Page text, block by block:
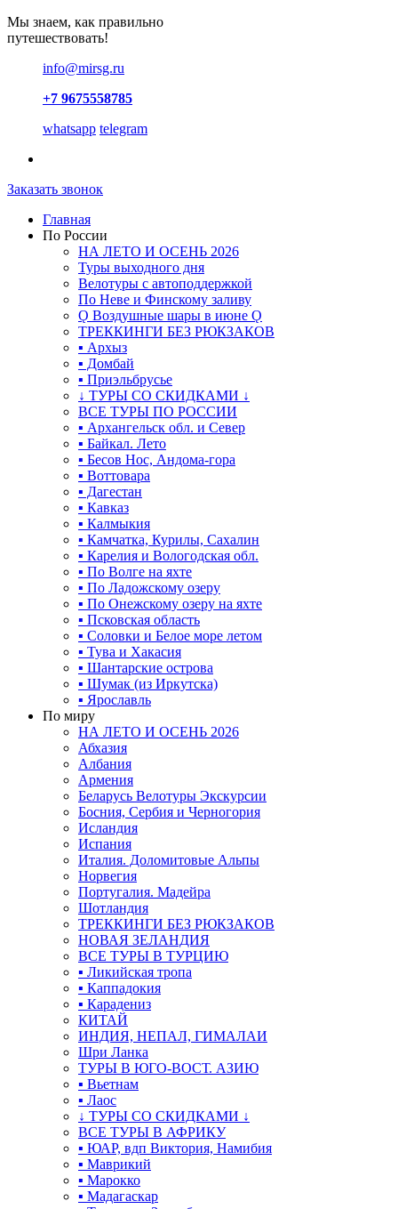
Мы знаем, как правильно
путешествовать!
info@mirsg.ru
+7 9675558785
whatsapp telegram
Заказать звонок
Главная
По России
НА ЛЕТО И ОСЕНЬ 2026
Туры выходного дня
Велотуры с автоподдержкой
По Неве и Финскому заливу
Ǫ Воздушные шары в июне Ǫ
ТРЕККИНГИ БЕЗ РЮКЗАКОВ
▪ Архыз
▪ Домбай
▪ Приэльбрусье
↓ ТУРЫ СО СКИДКАМИ ↓
ВСЕ ТУРЫ ПО РОССИИ
▪ Архангельск обл. и Север
▪ Байкал. Лето
▪ Бесов Нос, Андома-гора
▪ Воттовара
▪ Дагестан
▪ Кавказ
▪ Калмыкия
▪ Камчатка, Курилы, Сахалин
▪ Карелия и Вологодская обл.
▪ По Волге на яхте
▪ По Ладожскому озеру
▪ По Онежскому озеру на яхте
▪ Псковская область
▪ Соловки и Белое море летом
▪ Тува и Хакасия
▪ Шантарские острова
▪ Шумак (из Иркутска)
▪ Ярославль
По миру
НА ЛЕТО И ОСЕНЬ 2026
Абхазия
Албания
Армения
Беларусь Велотуры Экскурсии
Босния, Сербия и Черногория
Исландия
Испания
Италия. Доломитовые Альпы
Норвегия
Португалия. Мадейра
Шотландия
ТРЕККИНГИ БЕЗ РЮКЗАКОВ
НОВАЯ ЗЕЛАНДИЯ
ВСЕ ТУРЫ В ТУРЦИЮ
▪ Ликийская тропа
▪ Каппадокия
▪ Карадениз
КИТАЙ
ИНДИЯ, НЕПАЛ, ГИМАЛАИ
Шри Ланка
ТУРЫ В ЮГО-ВОСТ. АЗИЮ
▪ Вьетнам
▪ Лаос
↓ ТУРЫ СО СКИДКАМИ ↓
ВСЕ ТУРЫ В АФРИКУ
▪ ЮАР, вдп Виктория, Намибия
▪ Маврикий
▪ Марокко
▪ Мадагаскар